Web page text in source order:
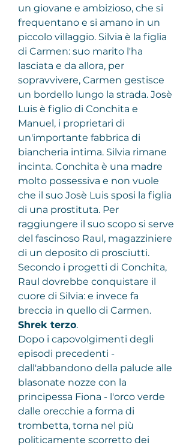
un giovane e ambizioso, che si
frequentano e si amano in un
piccolo villaggio. Silvia è la figlia
di Carmen: suo marito l'ha
lasciata e da allora, per
sopravvivere, Carmen gestisce
un bordello lungo la strada. Josè
Luis è figlio di Conchita e
Manuel, i proprietari di
un'importante fabbrica di
biancheria intima. Silvia rimane
incinta. Conchita è una madre
molto possessiva e non vuole
che il suo Josè Luis sposi la figlia
di una prostituta. Per
raggiungere il suo scopo si serve
del fascinoso Raul, magazziniere
di un deposito di prosciutti.
Secondo i progetti di Conchita,
Raul dovrebbe conquistare il
cuore di Silvia: e invece fa
breccia in quello di Carmen.
Shrek terzo.
Dopo i capovolgimenti degli
episodi precedenti -
dall'abbandono della palude alle
blasonate nozze con la
principessa Fiona - l'orco verde
dalle orecchie a forma di
trombetta, torna nel più
politicamente scorretto dei